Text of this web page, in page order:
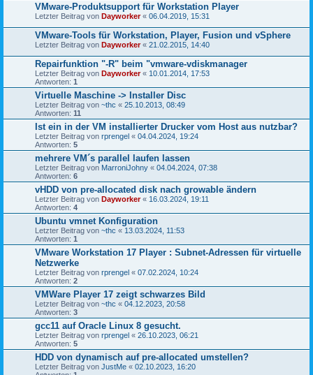
VMware-Produktsupport für Workstation Player
Letzter Beitrag von Dayworker« 06.04.2019, 15:31
VMware-Tools für Workstation, Player, Fusion und vSphere
Letzter Beitrag von Dayworker« 21.02.2015, 14:40
Repairfunktion "-R" beim "vmware-vdiskmanager
Letzter Beitrag von Dayworker« 10.01.2014, 17:53
Antworten: 1
Virtuelle Maschine -> Installer Disc
Letzter Beitrag von ~thc « 25.10.2013, 08:49
Antworten: 11
Ist ein in der VM installierter Drucker vom Host aus nutzbar?
Letzter Beitrag von rprengel « 04.04.2024, 19:24
Antworten: 5
mehrere VM´s parallel laufen lassen
Letzter Beitrag von MarroniJohny « 04.04.2024, 07:38
Antworten: 6
vHDD von pre-allocated disk nach growable ändern
Letzter Beitrag von Dayworker« 16.03.2024, 19:11
Antworten: 4
Ubuntu vmnet Konfiguration
Letzter Beitrag von ~thc « 13.03.2024, 11:53
Antworten: 1
VMware Workstation 17 Player : Subnet-Adressen für virtuelle
Netzwerke
Letzter Beitrag von rprengel « 07.02.2024, 10:24
Antworten: 2
VMWare Player 17 zeigt schwarzes Bild
Letzter Beitrag von ~thc « 04.12.2023, 20:58
Antworten: 3
gcc11 auf Oracle Linux 8 gesucht.
Letzter Beitrag von rprengel « 26.10.2023, 06:21
Antworten: 5
HDD von dynamisch auf pre-allocated umstellen?
Letzter Beitrag von JustMe « 02.10.2023, 16:20